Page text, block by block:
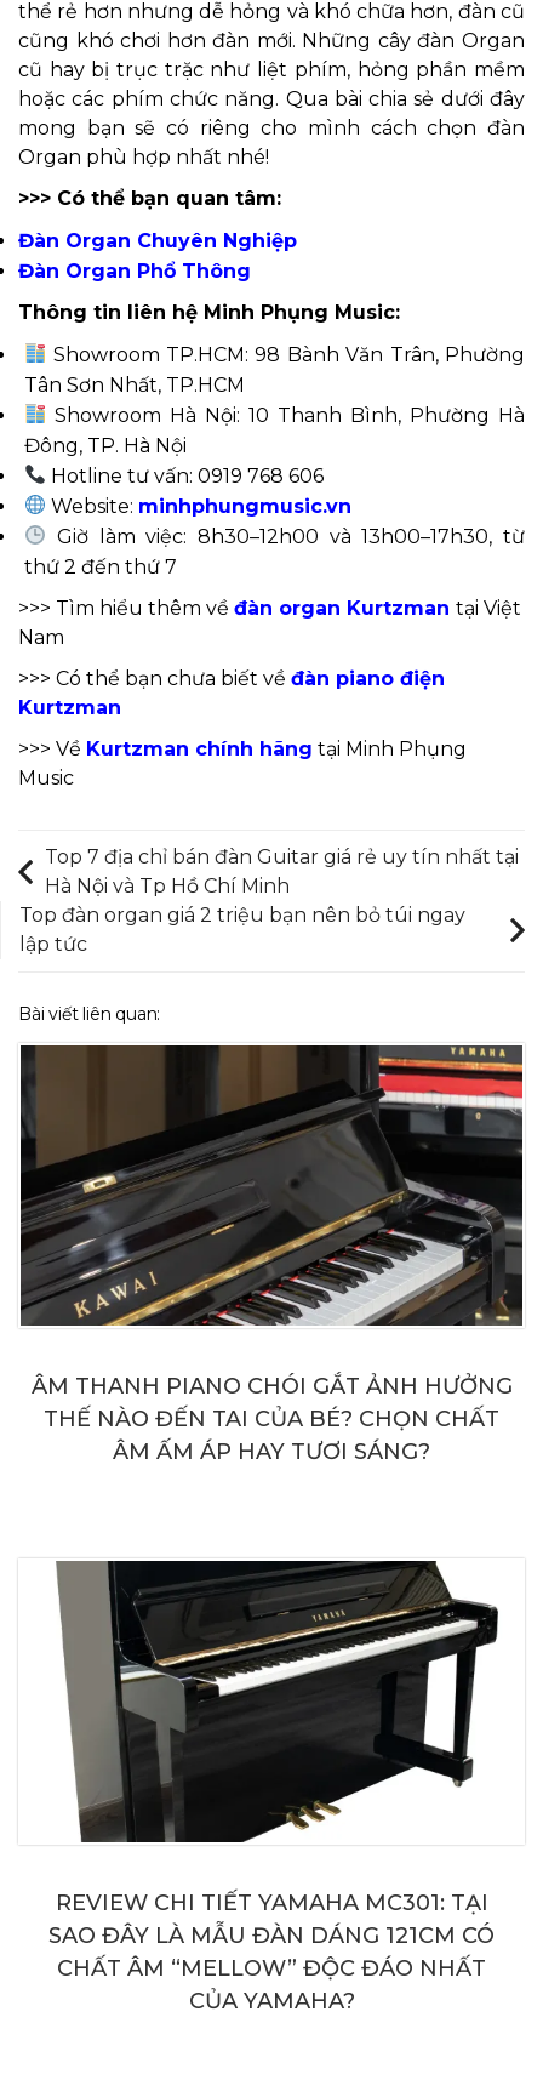
thể rẻ hơn nhưng dễ hỏng và khó chữa hơn, đàn cũ
cũng khó chơi hơn đàn mới. Những cây đàn Organ
cũ hay bị trục trặc như liệt phím, hỏng phần mềm
hoặc các phím chức năng. Qua bài chia sẻ dưới đây
mong bạn sẽ có riêng cho mình cách chọn đàn
Organ phù hợp nhất nhé!
>>> Có thể bạn quan tâm:
Đàn Organ Chuyên Nghiệp
Đàn Organ Phổ Thông
Thông tin liên hệ Minh Phụng Music:
Showroom TP.HCM: 98 Bành Văn Trân, Phường
Tân Sơn Nhất, TP.HCM
Showroom Hà Nội: 10 Thanh Bình, Phường Hà
Đông, TP. Hà Nội
Hotline tư vấn: 0919 768 606
Website: minhphungmusic.vn
Giờ làm việc: 8h30–12h00 và 13h00–17h30, từ
thứ 2 đến thứ 7
>>> Tìm hiểu thêm về đàn organ Kurtzman tại Việt
Nam
>>> Có thể bạn chưa biết về đàn piano điện
Kurtzman
>>> Về Kurtzman chính hãng tại Minh Phụng
Music
Top 7 địa chỉ bán đàn Guitar giá rẻ uy tín nhất tại
Hà Nội và Tp Hồ Chí Minh
Top đàn organ giá 2 triệu bạn nên bỏ túi ngay
lập tức
Bài viết liên quan:
ÂM THANH PIANO CHÓI GẮT ẢNH HƯỞNG
THẾ NÀO ĐẾN TAI CỦA BÉ? CHỌN CHẤT
ÂM ẤM ÁP HAY TƯƠI SÁNG?
REVIEW CHI TIẾT YAMAHA MC301: TẠI
SAO ĐÂY LÀ MẪU ĐÀN DÁNG 121CM CÓ
CHẤT ÂM “MELLOW” ĐỘC ĐÁO NHẤT
CỦA YAMAHA?